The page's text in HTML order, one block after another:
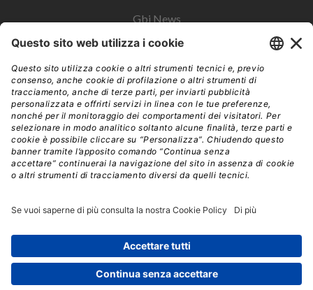
Gbi News
Instoremag
Esplora il gruppo
Edra Edizioni
Edizioni LSWR
LSWR Group
Mixer è un prodotto del network Edra Edizioni. Direzione, amministrazione,
redazione, pubblicità | © Copyright 2026 – Tutti i diritti riservati | Partita IVA e C.F.
14392510963